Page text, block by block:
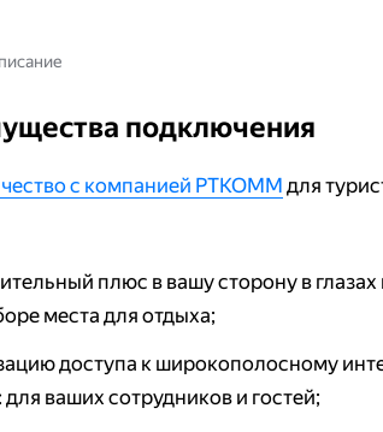
подключения
с компанией РТКОММ для
плюс в вашу сторону в глазах
места для отдыха;
доступа к широкополосному
ваших сотрудников и гостей;